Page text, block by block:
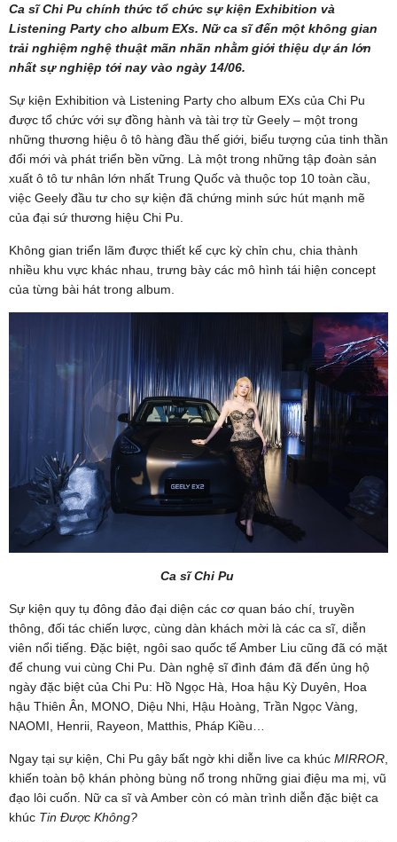
Ca sĩ Chi Pu chính thức tổ chức sự kiện Exhibition và
Listening Party cho album EXs. Nữ ca sĩ đến một không gian
trải nghiệm nghệ thuật mãn nhãn nhằm giới thiệu dự án lớn
nhất sự nghiệp tới nay vào ngày 14/06.
Sự kiện Exhibition và Listening Party cho album EXs của Chi Pu
được tổ chức với sự đồng hành và tài trợ từ Geely – một trong
những thương hiệu ô tô hàng đầu thế giới, biểu tượng của tinh thần
đổi mới và phát triển bền vững. Là một trong những tập đoàn sản
xuất ô tô tư nhân lớn nhất Trung Quốc và thuộc top 10 toàn cầu,
việc Geely đầu tư cho sự kiện đã chứng minh sức hút mạnh mẽ
của đại sứ thương hiệu Chi Pu.
Không gian triển lãm được thiết kế cực kỳ chỉn chu, chia thành
nhiều khu vực khác nhau, trưng bày các mô hình tái hiện concept
của từng bài hát trong album.
Ca sĩ Chi Pu
Sự kiện quy tụ đông đảo đại diện các cơ quan báo chí, truyền
thông, đối tác chiến lược, cùng dàn khách mời là các ca sĩ, diễn
viên nổi tiếng. Đặc biệt, ngôi sao quốc tế Amber Liu cũng đã có mặt
để chung vui cùng Chi Pu. Dàn nghệ sĩ đình đám đã đến ủng hộ
ngày đặc biệt của Chi Pu: Hồ Ngọc Hà, Hoa hậu Kỳ Duyên, Hoa
hậu Thiên Ân, MONO, Diệu Nhi, Hậu Hoàng, Trần Ngọc Vàng,
NAOMI, Henrii, Rayeon, Matthis, Pháp Kiều…
Ngay tại sự kiện, Chi Pu gây bất ngờ khi diễn live ca khúc MIRROR,
khiến toàn bộ khán phòng bùng nổ trong những giai điệu ma mị, vũ
đạo lôi cuốn. Nữ ca sĩ và Amber còn có màn trình diễn đặc biệt ca
khúc Tin Được Không?